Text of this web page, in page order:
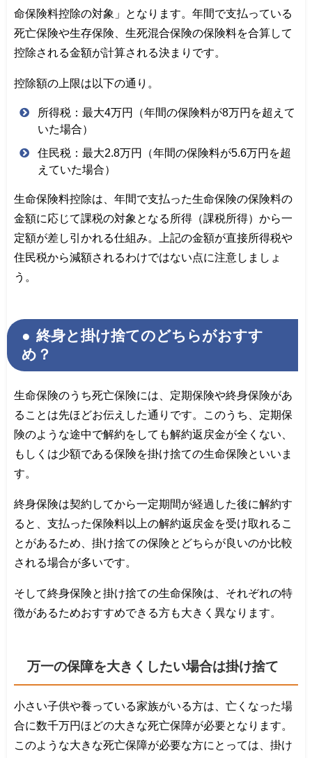
命保険料控除の対象」となります。年間で支払っている
死亡保険や生存保険、生死混合保険の保険料を合算して
控除される金額が計算される決まりです。
控除額の上限は以下の通り。
所得税：最大4万円（年間の保険料が8万円を超えて
いた場合）
住民税：最大2.8万円（年間の保険料が5.6万円を超
えていた場合）
生命保険料控除は、年間で支払った生命保険の保険料の
金額に応じて課税の対象となる所得（課税所得）から一
定額が差し引かれる仕組み。上記の金額が直接所得税や
住民税から減額されるわけではない点に注意しましょ
う。
終身と掛け捨てのどちらがおすす
め？
生命保険のうち死亡保険には、定期保険や終身保険があ
ることは先ほどお伝えした通りです。このうち、定期保
険のような途中で解約をしても解約返戻金が全くない、
もしくは少額である保険を掛け捨ての生命保険といいま
す。
終身保険は契約してから一定期間が経過した後に解約す
ると、支払った保険料以上の解約返戻金を受け取れるこ
とがあるため、掛け捨ての保険とどちらが良いのか比較
される場合が多いです。
そして終身保険と掛け捨ての生命保険は、それぞれの特
徴があるためおすすめできる方も大きく異なります。
万一の保障を大きくしたい場合は掛け捨て
小さい子供や養っている家族がいる方は、亡くなった場
合に数千万円ほどの大きな死亡保障が必要となります。
このような大きな死亡保障が必要な方にとっては、掛け